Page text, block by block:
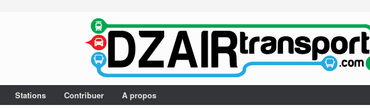
Stations Contribuer A propos